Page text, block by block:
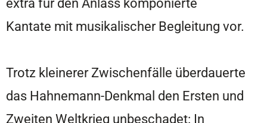
Kantate mit musikalischer Begleitung vor.
Trotz kleinerer Zwischenfälle überdauerte
das Hahnemann-Denkmal den Ersten und
Zweiten Weltkrieg unbeschadet: In